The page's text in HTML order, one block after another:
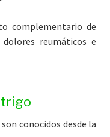
complementario de
reumáticos e
trigo
conocidos desde la